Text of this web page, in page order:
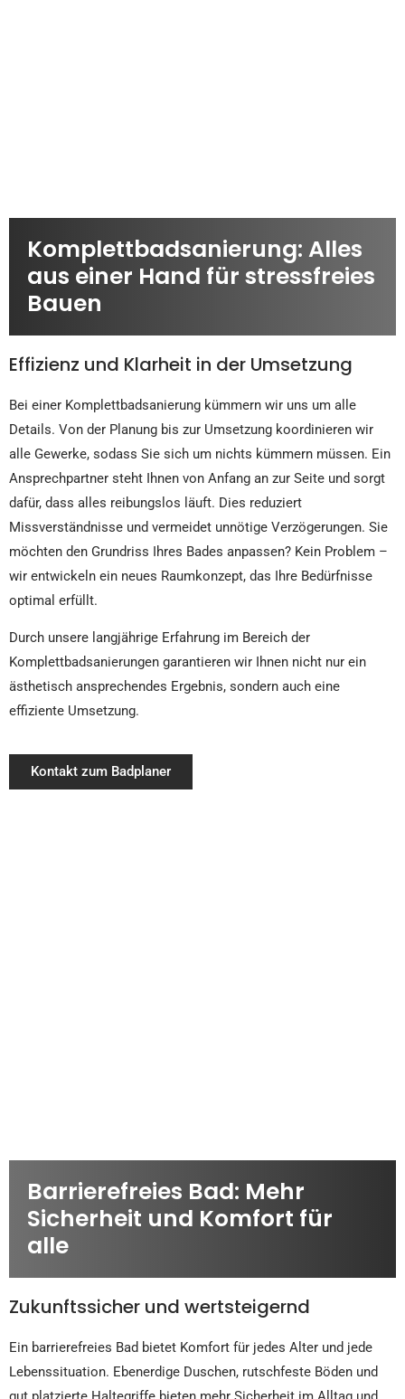
Komplettbadsanierung: Alles
aus einer Hand für stressfreies
Bauen
Effizienz und Klarheit in der Umsetzung
Bei einer Komplettbadsanierung kümmern wir uns um alle
Details. Von der Planung bis zur Umsetzung koordinieren wir
alle Gewerke, sodass Sie sich um nichts kümmern müssen. Ein
Ansprechpartner steht Ihnen von Anfang an zur Seite und sorgt
dafür, dass alles reibungslos läuft. Dies reduziert
Missverständnisse und vermeidet unnötige Verzögerungen. Sie
möchten den Grundriss Ihres Bades anpassen? Kein Problem –
wir entwickeln ein neues Raumkonzept, das Ihre Bedürfnisse
optimal erfüllt.
Durch unsere langjährige Erfahrung im Bereich der
Komplettbadsanierungen garantieren wir Ihnen nicht nur ein
ästhetisch ansprechendes Ergebnis, sondern auch eine
effiziente Umsetzung.
Kontakt zum Badplaner
Barrierefreies Bad: Mehr
Sicherheit und Komfort für
alle
Zukunftssicher und wertsteigernd
Ein barrierefreies Bad bietet Komfort für jedes Alter und jede
Lebenssituation. Ebenerdige Duschen, rutschfeste Böden und